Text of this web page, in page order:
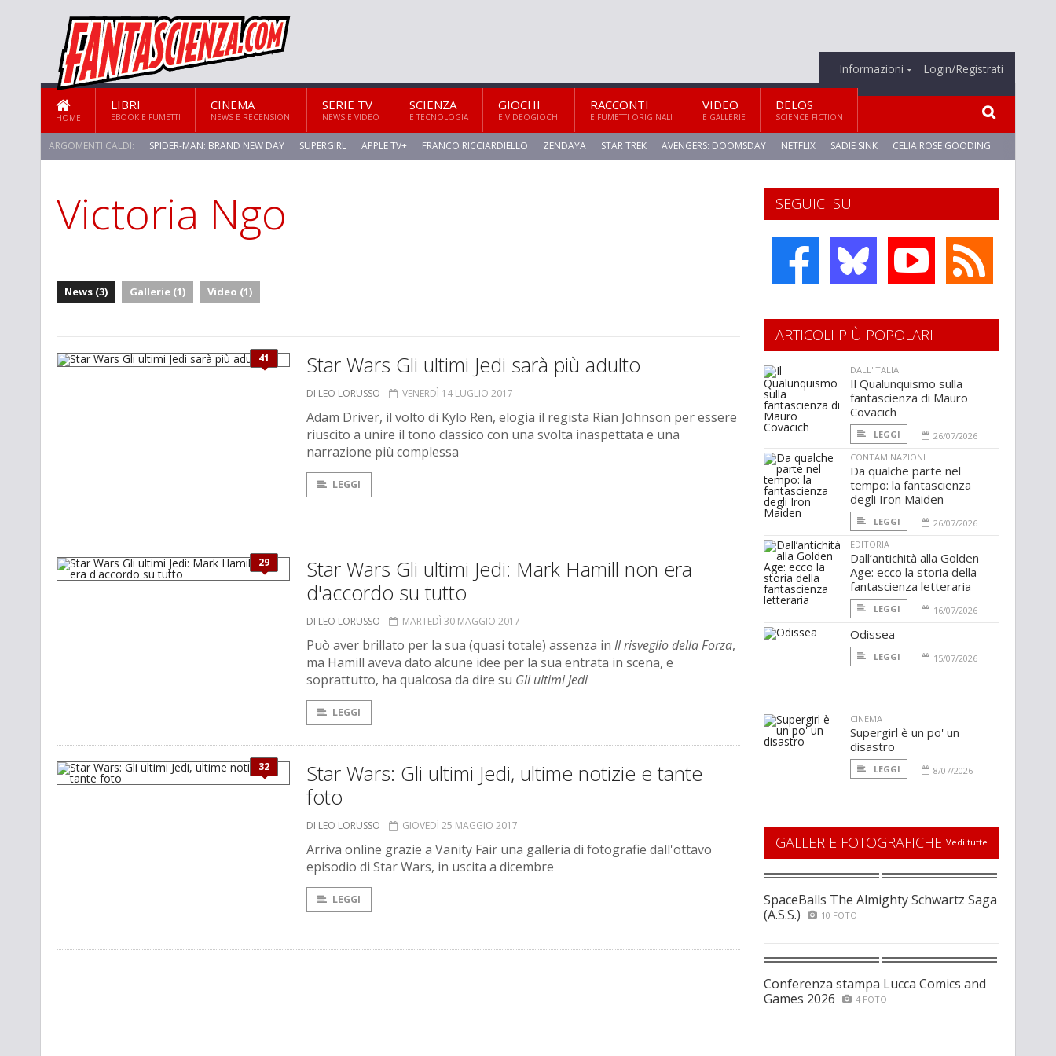
Informazioni Login/Registrati
HOME
LIBRI
EBOOK E FUMETTI
CINEMA
NEWS E RECENSIONI
SERIE TV
NEWS E VIDEO
SCIENZA
E TECNOLOGIA
GIOCHI
E VIDEOGIOCHI
RACCONTI
E FUMETTI ORIGINALI
VIDEO
E GALLERIE
DELOS
SCIENCE FICTION
ARGOMENTI CALDI: SPIDER-MAN: BRAND NEW DAY SUPERGIRL APPLE TV+ FRANCO RICCIARDIELLO ZENDAYA STAR TREK AVENGERS: DOOMSDAY NETFLIX SADIE SINK CELIA ROSE GOODING
Victoria Ngo
News (3) Gallerie (1) Video (1)
41 Star Wars Gli ultimi Jedi sarà più adulto
DI LEO LORUSSO VENERDÌ 14 LUGLIO 2017
Adam Driver, il volto di Kylo Ren, elogia il regista Rian Johnson per essere
riuscito a unire il tono classico con una svolta inaspettata e una
narrazione più complessa
LEGGI
29
Star Wars Gli ultimi Jedi: Mark Hamill non era
d'accordo su tutto
DI LEO LORUSSO MARTEDÌ 30 MAGGIO 2017
Può aver brillato per la sua (quasi totale) assenza in Il risveglio della Forza,
ma Hamill aveva dato alcune idee per la sua entrata in scena, e
soprattutto, ha qualcosa da dire su Gli ultimi Jedi
LEGGI
32
Star Wars: Gli ultimi Jedi, ultime notizie e tante
foto
DI LEO LORUSSO GIOVEDÌ 25 MAGGIO 2017
Arriva online grazie a Vanity Fair una galleria di fotografie dall'ottavo
episodio di Star Wars, in uscita a dicembre
LEGGI
SEGUICI SU
ARTICOLI PIÙ POPOLARI
DALL'ITALIA
Il Qualunquismo sulla
fantascienza di Mauro
Covacich
LEGGI
26/07/2026
CONTAMINAZIONI
Da qualche parte nel
tempo: la fantascienza
degli Iron Maiden
LEGGI
26/07/2026
EDITORIA
Dall’antichità alla Golden
Age: ecco la storia della
fantascienza letteraria
LEGGI 16/07/2026
Odissea
LEGGI 15/07/2026
CINEMA
Supergirl è un po' un
disastro
LEGGI 8/07/2026
GALLERIE FOTOGRAFICHE Vedi tutte
SpaceBalls The Almighty Schwartz Saga
(A.S.S.)
10 FOTO
Conferenza stampa Lucca Comics and
Games 2026
4 FOTO